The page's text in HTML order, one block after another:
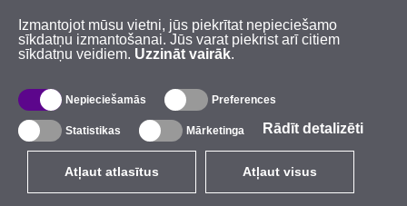
Izmantojot mūsu vietni, jūs piekrītat nepieciešamo
sīkdatņu izmantošanai. Jūs varat piekrist arī citiem
sīkdatņu veidiem. Uzzināt vairāk.
Nepieciešamās Preferences
Statistikas Mārketinga Rādīt detalizēti
Atļaut atlasītus Atļaut visus